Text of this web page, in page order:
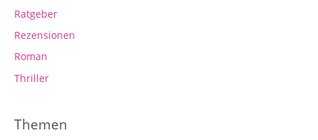
Ratgeber
Rezensionen
Roman
Thriller
Themen